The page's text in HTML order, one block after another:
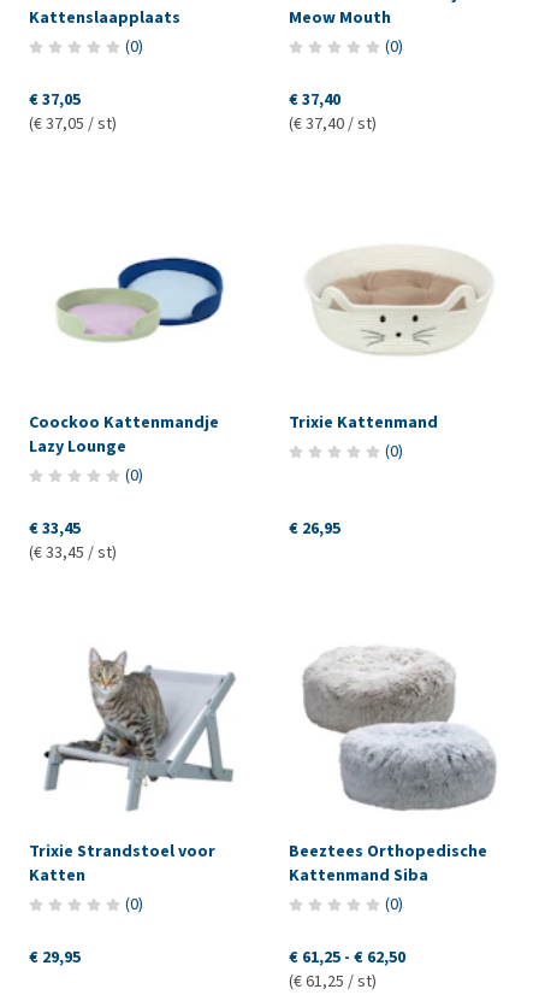
Kattenslaapplaats
(0)
€ 37,05
(€ 37,05 / st)
Meow Mouth
(0)
€ 37,40
(€ 37,40 / st)
Coockoo Kattenmandje
Lazy Lounge
(0)
€ 33,45
(€ 33,45 / st)
Trixie Kattenmand
(0)
€ 26,95
Trixie Strandstoel voor
Katten
(0)
€ 29,95
Beeztees Orthopedische
Kattenmand Siba
(0)
€ 61,25 - € 62,50
(€ 61,25 / st)